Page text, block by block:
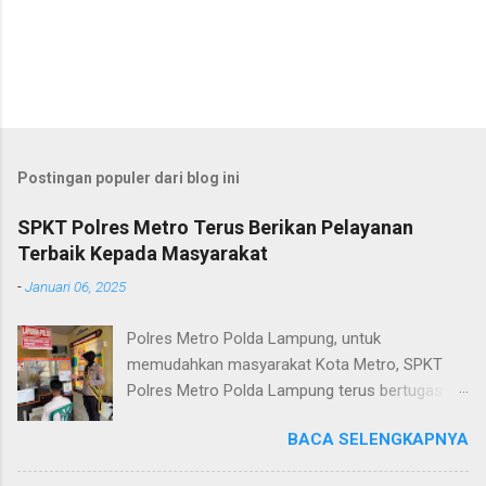
Postingan populer dari blog ini
SPKT Polres Metro Terus Berikan Pelayanan
Terbaik Kepada Masyarakat
-Januari 06, 2025
Polres Metro Polda Lampung, untuk
memudahkan masyarakat Kota Metro, SPKT
Polres Metro Polda Lampung terus bertugas
terkait layanan pengaduan, pelayanan SKCK dan
pelayanan Identifikasi sidik jari secara terpadu
BACA SELENGKAPNYA